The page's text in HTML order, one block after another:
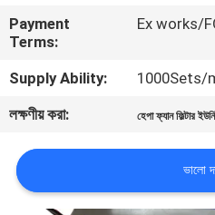
আমাদের
সাথে
যোগাযোগ
মামলা
Payment
Terms:
Ex works/
Supply Ability:
1000Sets/
লক্ষণীয় করা:
হেপা ফ্যান ফিল্টার
ভালো